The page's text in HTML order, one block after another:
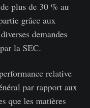
plus de 30 % au
grâce aux
demandes
la SEC.
relative
par rapport aux
que les matières